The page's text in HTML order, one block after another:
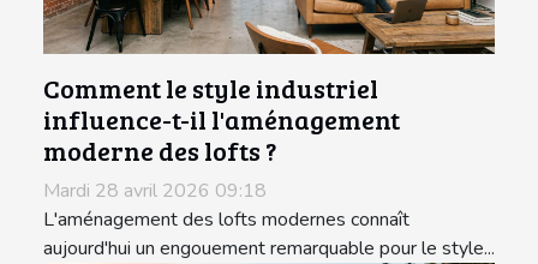
Comment le style industriel
influence-t-il l'aménagement
moderne des lofts ?
Mardi 28 avril 2026 09:18
L'aménagement des lofts modernes connaît
aujourd'hui un engouement remarquable pour le style...